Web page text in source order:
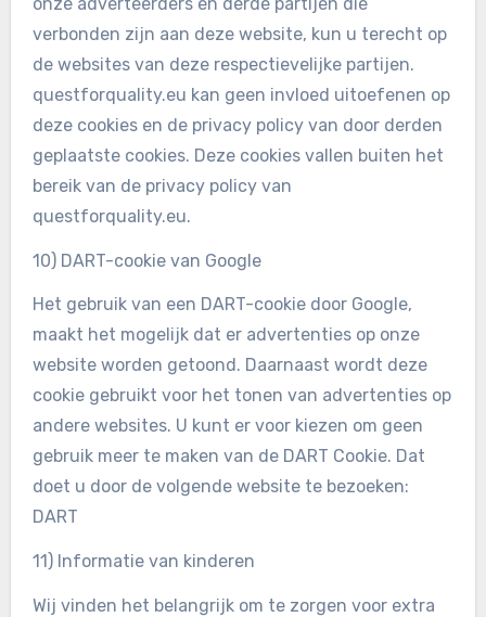
verbonden zijn aan deze website, kun u terecht op
de websites van deze respectievelijke partijen.
questforquality.eu kan geen invloed uitoefenen op
deze cookies en de privacy policy van door derden
geplaatste cookies. Deze cookies vallen buiten het
bereik van de privacy policy van
questforquality.eu.
10) DART-cookie van Google
Het gebruik van een DART-cookie door Google,
maakt het mogelijk dat er advertenties op onze
website worden getoond. Daarnaast wordt deze
cookie gebruikt voor het tonen van advertenties op
andere websites. U kunt er voor kiezen om geen
gebruik meer te maken van de DART Cookie. Dat
doet u door de volgende website te bezoeken:
DART
11) Informatie van kinderen
Wij vinden het belangrijk om te zorgen voor extra